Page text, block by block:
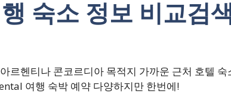
숙소 정보 비교검
르헨티나 콘코르디아 목적지 가까운 근처 호텔 숙
여행 숙박 예약 다양하지만 한번에!